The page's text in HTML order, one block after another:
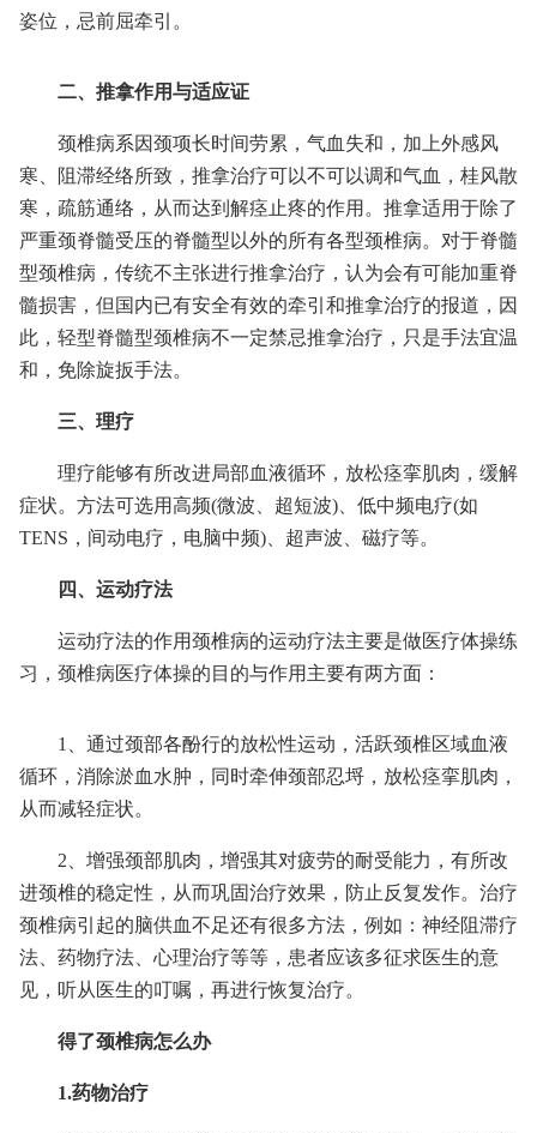
姿位，忌前屈牵引。
二、推拿作用与适应证
颈椎病系因颈项长时间劳累，气血失和，加上外感风
寒、阻滞经络所致，推拿治疗可以不可以调和气血，桂风散
寒，疏筋通络，从而达到解痉止疼的作用。推拿适用于除了
严重颈脊髓受压的脊髓型以外的所有各型颈椎病。对于脊髓
型颈椎病，传统不主张进行推拿治疗，认为会有可能加重脊
髓损害，但国内已有安全有效的牵引和推拿治疗的报道，因
此，轻型脊髓型颈椎病不一定禁忌推拿治疗，只是手法宜温
和，免除旋扳手法。
三、理疗
理疗能够有所改进局部血液循环，放松痉挛肌肉，缓解
症状。方法可选用高频(微波、超短波)、低中频电疗(如
TENS，间动电疗，电脑中频)、超声波、磁疗等。
四、运动疗法
运动疗法的作用颈椎病的运动疗法主要是做医疗体操练
习，颈椎病医疗体操的目的与作用主要有两方面：
1、通过颈部各酚行的放松性运动，活跃颈椎区域血液
循环，消除淤血水肿，同时牵伸颈部忍埒，放松痉挛肌肉，
从而减轻症状。
2、增强颈部肌肉，增强其对疲劳的耐受能力，有所改
进颈椎的稳定性，从而巩固治疗效果，防止反复发作。治疗
颈椎病引起的脑供血不足还有很多方法，例如：神经阻滞疗
法、药物疗法、心理治疗等等，患者应该多征求医生的意
见，听从医生的叮嘱，再进行恢复治疗。
得了颈椎病怎么办
1.药物治疗